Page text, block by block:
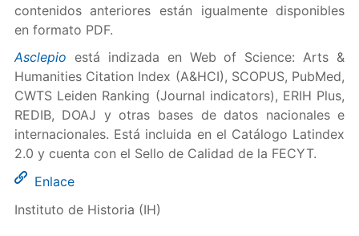
contenidos anteriores están igualmente disponibles
en formato PDF.
Asclepio está indizada en Web of Science: Arts &
Humanities Citation Index (A&HCI), SCOPUS, PubMed,
CWTS Leiden Ranking (Journal indicators), ERIH Plus,
REDIB, DOAJ y otras bases de datos nacionales e
internacionales. Está incluida en el Catálogo Latindex
2.0 y cuenta con el Sello de Calidad de la FECYT.
Enlace
Instituto de Historia (IH)